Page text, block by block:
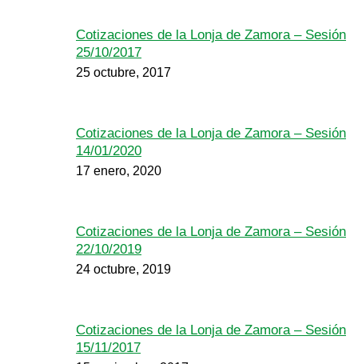
Cotizaciones de la Lonja de Zamora – Sesión
25/10/2017
25 octubre, 2017
Cotizaciones de la Lonja de Zamora – Sesión
14/01/2020
17 enero, 2020
Cotizaciones de la Lonja de Zamora – Sesión
22/10/2019
24 octubre, 2019
Cotizaciones de la Lonja de Zamora – Sesión
15/11/2017